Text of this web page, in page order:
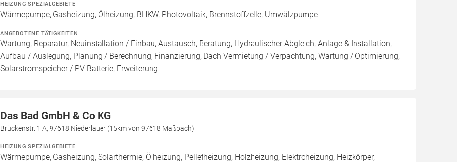
HEIZUNG SPEZIALGEBIETE
Wärmepumpe, Gasheizung, Ölheizung, BHKW, Photovoltaik, Brennstoffzelle, Umwälzpumpe
ANGEBOTENE TÄTIGKEITEN
Wartung, Reparatur, Neuinstallation / Einbau, Austausch, Beratung, Hydraulischer Abgleich, Anlage & Installation,
Aufbau / Auslegung, Planung / Berechnung, Finanzierung, Dach Vermietung / Verpachtung, Wartung / Optimierung,
Solarstromspeicher / PV Batterie, Erweiterung
Das Bad GmbH & Co KG
Brückenstr. 1 A, 97618 Niederlauer (15km von 97618 Maßbach)
HEIZUNG SPEZIALGEBIETE
Wärmepumpe, Gasheizung, Solarthermie, Ölheizung, Pelletheizung, Holzheizung, Elektroheizung, Heizkörper,